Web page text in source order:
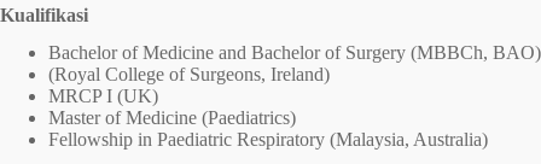
Kualifikasi
Bachelor of Medicine and Bachelor of Surgery (MBBCh, BAO)
(Royal College of Surgeons, Ireland)
MRCP I (UK)
Master of Medicine (Paediatrics)
Fellowship in Paediatric Respiratory (Malaysia, Australia)